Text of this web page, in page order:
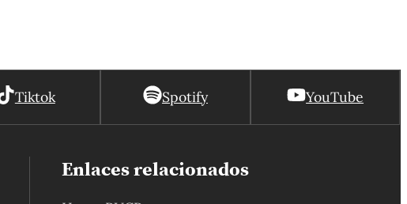
Tiktok Spotify YouTube
Enlaces relacionados